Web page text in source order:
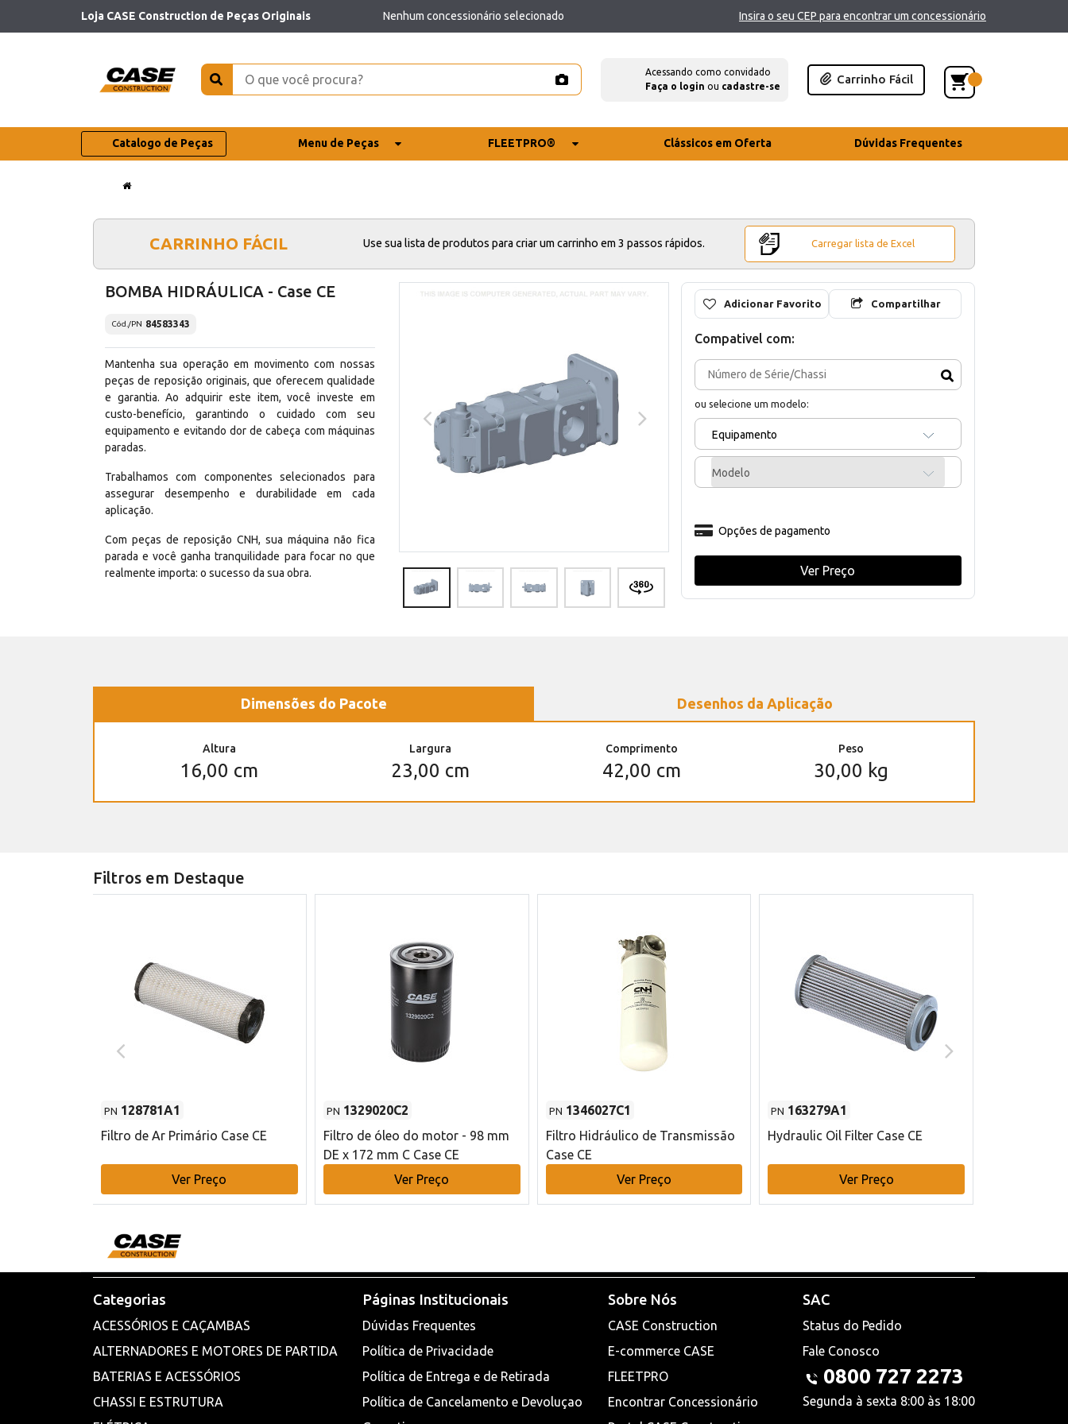
Loja CASE Construction de Peças Originais Nenhum concessionário selecionado Insira o seu CEP para encontrar um concessionário
Acessando como convidado
Faça o login ou cadastre-se
Carrinho Fácil
Catalogo de Peças Menu de Peças FLEETPRO® Clássicos em Oferta Dúvidas Frequentes
CARRINHO FÁCIL Use sua lista de produtos para criar um carrinho em 3 passos rápidos. Carregar lista de Excel
BOMBA HIDRÁULICA - Case CE
Cód./PN 84583343
Mantenha sua operação em movimento com nossas
peças de reposição originais, que oferecem qualidade
e garantia. Ao adquirir este item, você investe em
custo-benefício, garantindo o cuidado com seu
equipamento e evitando dor de cabeça com máquinas
paradas.
Trabalhamos com componentes selecionados para
assegurar desempenho e durabilidade em cada
aplicação.
Com peças de reposição CNH, sua máquina não fica
parada e você ganha tranquilidade para focar no que
realmente importa: o sucesso da sua obra.
Adicionar Favorito Compartilhar
Compativel com:
ou selecione um modelo:
Equipamento
Modelo
Opções de pagamento
Ver Preço
Dimensões do Pacote Desenhos da Aplicação
Altura
16,00 cm
Largura
23,00 cm
Comprimento
42,00 cm
Peso
30,00 kg
Filtros em Destaque
PN 128781A1
Filtro de Ar Primário Case CE
Ver Preço
PN 1329020C2
Filtro de óleo do motor - 98 mm
DE x 172 mm C Case CE
Ver Preço
PN 1346027C1
Filtro Hidráulico de Transmissão
Case CE
Ver Preço
PN 163279A1
Hydraulic Oil Filter Case CE
Ver Preço
Categorias
ACESSÓRIOS E CAÇAMBAS
ALTERNADORES E MOTORES DE PARTIDA
BATERIAS E ACESSÓRIOS
CHASSI E ESTRUTURA
Páginas Institucionais
Dúvidas Frequentes
Política de Privacidade
Política de Entrega e de Retirada
Política de Cancelamento e Devoluçao
Sobre Nós
CASE Construction
E-commerce CASE
FLEETPRO
Encontrar Concessionário
SAC
Status do Pedido
Fale Conosco
0800 727 2273
Segunda à sexta 8:00 às 18:00